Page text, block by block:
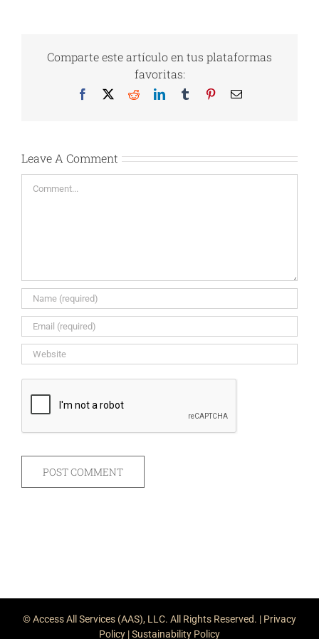
Comparte este artículo en tus plataformas
favoritas:
Facebook RedditLinkedInTumblr PinterestEmail
Leave A Comment
© Access All Services (AAS), LLC. All Rights Reserved. | Privacy
Policy |Sustainability Policy